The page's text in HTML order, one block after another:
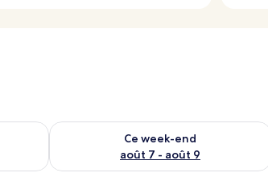
août 8 - août 9
Ce week-end
août 7 - août 9
Vérifier la disponibilité pour ce week-